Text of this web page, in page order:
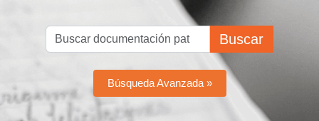
Buscar
Búsqueda Avanzada »